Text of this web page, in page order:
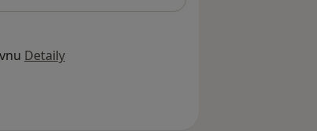
Detaily